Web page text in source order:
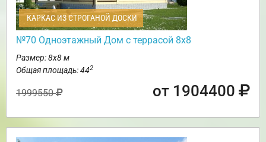
КАРКАС ИЗ СТРОГАНОЙ ДОСКИ
№70 Одноэтажный Дом с террасой 8х8
Размер: 8х8 м
Общая площадь: 442
1999550 от 1904400